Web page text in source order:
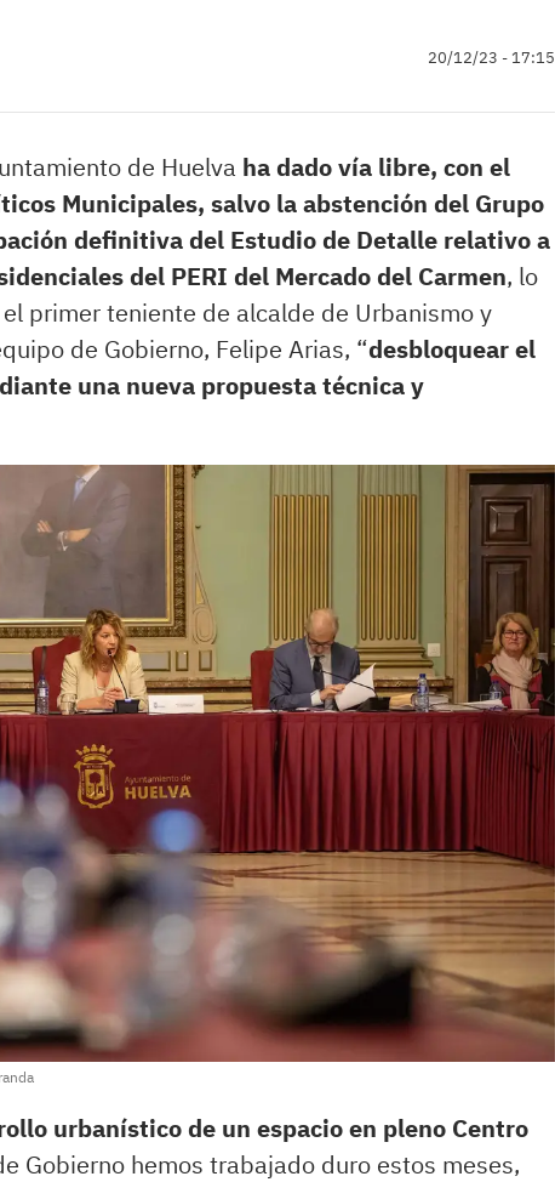
20/12/23 - 17:15
de Huelva ha dado vía libre, con el
Municipales, salvo la abstención del Grupo
definitiva del Estudio de Detalle relativo a
del PERI del Mercado del Carmen, lo
primer teniente de alcalde de Urbanismo y
de Gobierno, Felipe Arias, “desbloquear el
una nueva propuesta técnica y
urbanístico de un espacio en pleno Centro
Gobierno hemos trabajado duro estos meses,